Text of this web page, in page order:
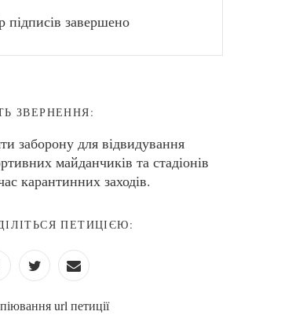
підписів завершено
ЗВЕРНЕННЯ:
заборону для відвидування
майданчиків та стадіонів
карантинних заходів.
ПЕТИЦІЄЮ:
url петиції